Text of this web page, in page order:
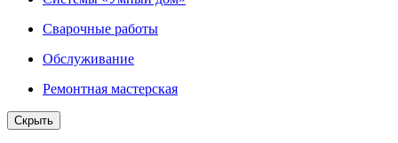
Сварочные работы
Обслуживание
Ремонтная мастерская
Скрыть